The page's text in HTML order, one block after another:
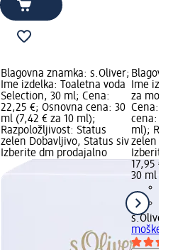
Blagovna znamka: s.Oliver;
Ime izdelka: Toaletna voda
Selection, 30 ml; Cena:
22,25 €; Osnovna cena: 30
ml (7,42 € za 10 ml);
Razpoložljivost: Status
zelen Dobavljivo, Status siv
Izberite dm prodajalno
Ime
za
Cena:
cena:
ml);
zelen
Izberite
17,95 €
30 ml
s.Oliver
moške